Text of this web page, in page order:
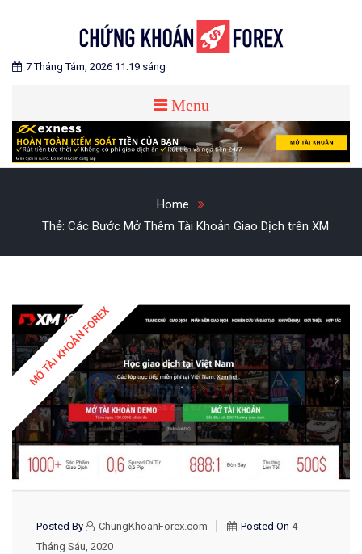
CHỨNG KHOÁN FOREX
Blog chia sẻ về Chứng Khoán và Forex
7 Tháng Tám, 2026 11:19 sáng
Menu
Home
Thẻ: Các Bước Mở Thêm Tài Khoản Giao Dịch trên XM
MỞ TÀI KHOẢN FOREX
Posted By ChungKhoanForex.com Posted On 4
Tháng Sáu, 2020